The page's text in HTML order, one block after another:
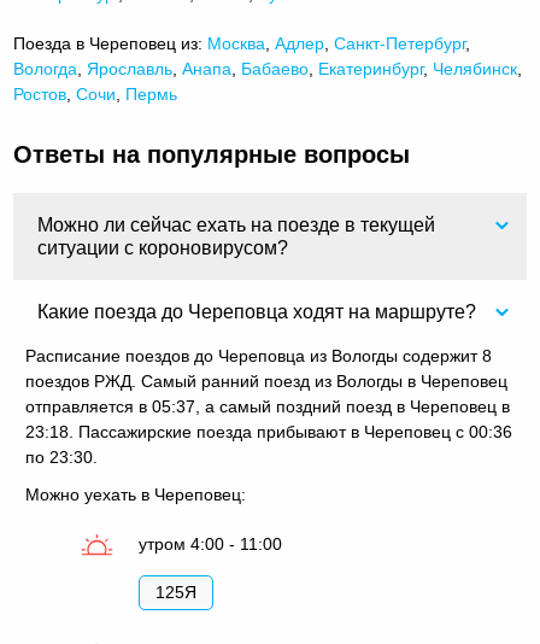
Поезда в Череповец из: Москва ,Адлер ,Санкт-Петербург,
Вологда
Ярославль ,Анапа Бабаево Екатеринбург, Челябинск
Ростов ,Сочи Пермь
Ответы на популярные вопросы
Можно ли сейчас ехать на поезде в текущей
ситуации с короновирусом?
Какие поезда до Череповца ходят на маршруте?
Расписание поездов до Череповца из Вологды содержит 8
поездов РЖД. Самый ранний поезд из Вологды в Череповец
отправляется в 05:37, а самый поздний поезд в Череповец в
23:18. Пассажирские поезда прибывают в Череповец с 00:36
по 23:30.
Можно уехать в Череповец:
утром 4:00 - 11:00
125Я